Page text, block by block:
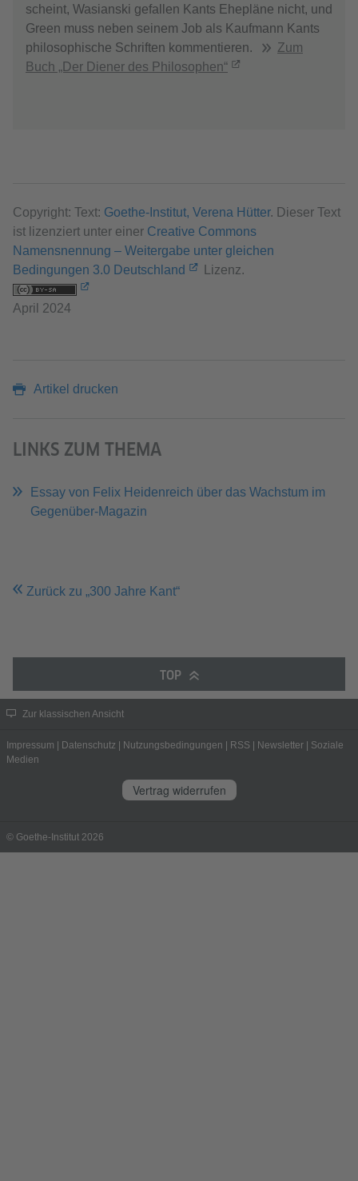
scheint, Wasianski gefallen Kants Ehepläne nicht, und
Green muss neben seinem Job als Kaufmann Kants
philosophische Schriften kommentieren.
Zum
Buch „Der Diener des Philosophen“
Copyright: Text: Goethe-Institut, Verena Hütter. Dieser Text
ist lizenziert unter einer Creative Commons
Namensnennung – Weitergabe unter gleichen
Bedingungen 3.0 Deutschland
Lizenz.
April 2024
Artikel drucken
LINKS ZUM THEMA
Essay von Felix Heidenreich über das Wachstum im
Gegenüber-Magazin
Zurück zu „300 Jahre Kant“
TOP
Zur klassischen Ansicht
Impressum | Datenschutz | Nutzungsbedingungen | RSS | Newsletter | Soziale
Medien
Vertrag widerrufen
© Goethe-Institut 2026